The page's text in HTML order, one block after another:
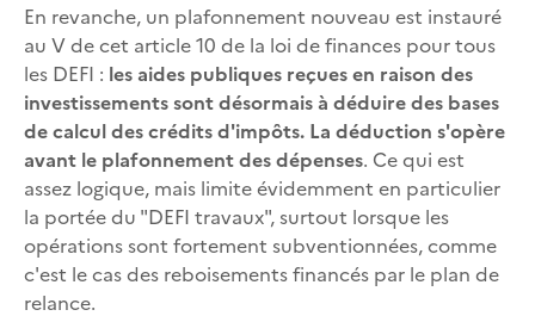
En revanche, un plafonnement nouveau est instauré
au V de cet article 10 de la loi de finances pour tous
les DEFI : les aides publiques reçues en raison des
investissements sont désormais à déduire des bases
de calcul des crédits d'impôts. La déduction s'opère
avant le plafonnement des dépenses. Ce qui est
assez logique, mais limite évidemment en particulier
la portée du "DEFI travaux", surtout lorsque les
opérations sont fortement subventionnées, comme
c'est le cas des reboisements financés par le plan de
relance.